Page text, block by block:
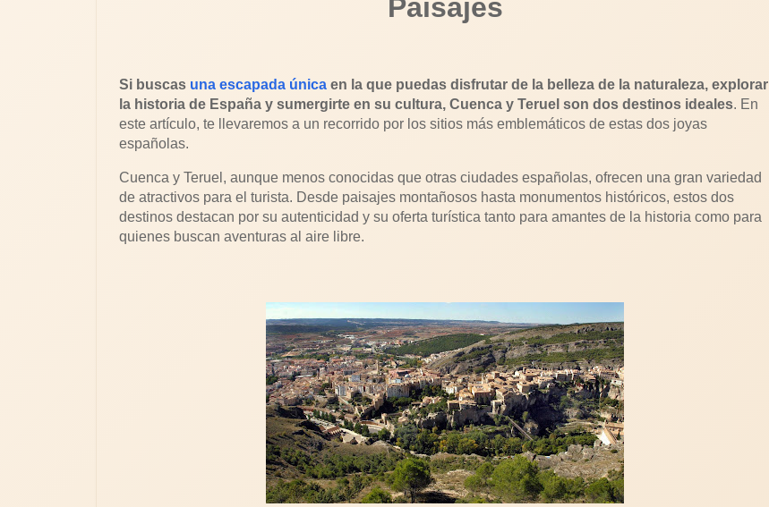
Paisajes
Si buscas una escapada única en la que puedas disfrutar de la belleza de la naturaleza, explorar
la historia de España y sumergirte en su cultura, Cuenca y Teruel son dos destinos ideales. En
este artículo, te llevaremos a un recorrido por los sitios más emblemáticos de estas dos joyas
españolas.
Cuenca y Teruel, aunque menos conocidas que otras ciudades españolas, ofrecen una gran variedad
de atractivos para el turista. Desde paisajes montañosos hasta monumentos históricos, estos dos
destinos destacan por su autenticidad y su oferta turística tanto para amantes de la historia como para
quienes buscan aventuras al aire libre.